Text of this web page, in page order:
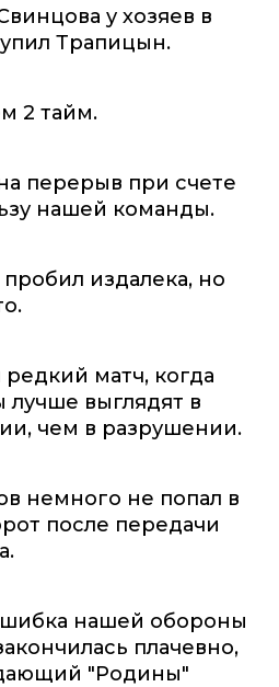
у хозяев в
Трапицын.
2 тайм.
перерыв при счете
нашей команды.
издалека, но
матч, когда
лучше выглядят в
чем в разрушении.
немного не попал в
после передачи
нашей обороны
плачевно,
"Родины"